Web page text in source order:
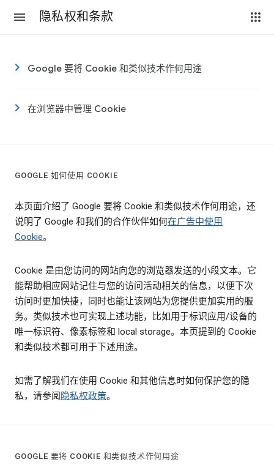
隐私权和条款
Google 要将 Cookie 和类似技术作何用途
在浏览器中管理 Cookie
GOOGLE 如何使用 COOKIE
本页面介绍了 Google 要将 Cookie 和类似技术作何用途，还
说明了 Google 和我们的合作伙伴如何在广告中使用
Cookie。
Cookie 是由您访问的网站向您的浏览器发送的小段文本。它
能帮助相应网站记住与您的访问活动相关的信息，以便下次
访问时更加快捷，同时也能让该网站为您提供更加实用的服
务。类似技术也可实现上述功能，比如用于标识应用/设备的
唯一标识符、像素标签和 local storage。本页提到的 Cookie
和类似技术都可用于下述用途。
如需了解我们在使用 Cookie 和其他信息时如何保护您的隐
私，请参阅 隐私权政策。
GOOGLE 要将 COOKIE 和类似技术作何用途